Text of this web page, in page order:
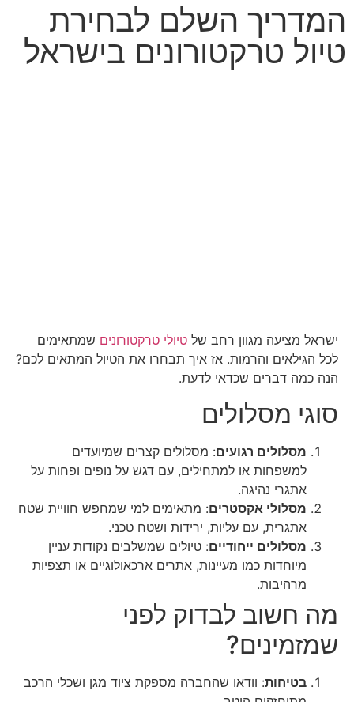
המדריך השלם לבחירת
טיול טרקטורונים בישראל
ישראל מציעה מגוון רחב של טיולי טרקטורונים שמתאימים
לכל הגילאים והרמות. אז איך תבחרו את הטיול המתאים לכם?
הנה כמה דברים שכדאי לדעת.
סוגי מסלולים
מסלולים רגועים: מסלולים קצרים שמיועדים
למשפחות או למתחילים, עם דגש על נופים ופחות על
אתגרי נהיגה.
מסלולי אקסטרים: מתאימים למי שמחפש חוויית שטח
אתגרית, עם עליות, ירידות ושטח טכני.
מסלולים ייחודיים: טיולים שמשלבים נקודות עניין
מיוחדות כמו מעיינות, אתרים ארכאולוגיים או תצפיות
מרהיבות.
מה חשוב לבדוק לפני
שמזמינים?
בטיחות: וודאו שהחברה מספקת ציוד מגן ושכלי הרכב